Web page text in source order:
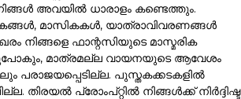
അവയിൽ ധാരാളം കണ്ടെത്തും.
മാസികകൾ, യാത്രാവിവരണങ്ങൾ
നിങ്ങളെ ഫാന്റസിയുടെ മാസ്മരിക
മാത്രമല്ല വായനയുടെ ആവേശം
പരാജയപ്പെടില്ല. പുസ്തകക്കടകളിൽ
തിരയൽ പ്രോംപ്റ്റിൽ നിങ്ങൾക്ക് നിർദ്ദിഷ്ട